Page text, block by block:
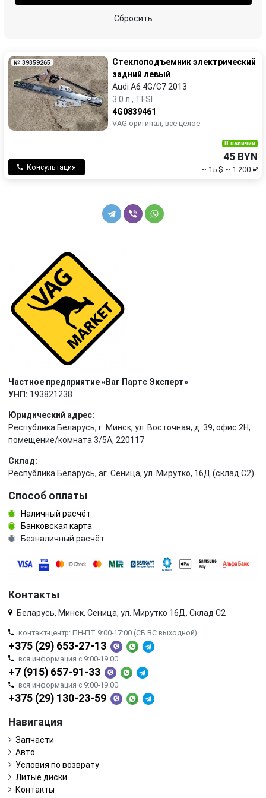
Сбросить
№ 39359265
Стеклоподъемник электрический
задний левый
Audi A6 4G/C7 2013
3.0 л., TFSI
4G0839461
VAG оригинал, всё целое
Консультация
В наличии
45 BYN
~ 15 $ ~ 1 200 ₽
Частное предприятие «Ваг Партс Эксперт»
УНП: 193821238
Юридический адрес:
Республика Беларусь, г. Минск, ул. Восточная, д. 39, офис 2Н,
помещение/комната 3/5А, 220117
Склад:
Республика Беларусь, аг. Сеница, ул. Мирутко, 16Д (склад С2)
Способ оплаты
Наличный расчёт
Банковская карта
Безналичный расчёт
Контакты
Беларусь, Минск, Сеница, ул. Мирутко 16Д, Склад С2
контакт-центр: ПН-ПТ 9:00-17:00 (СБ ВС выходной)
+375 (29) 653-27-13
вся информация с 9:00-19:00
+7 (915) 657-91-33
вся информация с 9:00-19:00
+375 (29) 130-23-59
Навигация
Запчасти
Авто
Условия по возврату
Литые диски
Контакты